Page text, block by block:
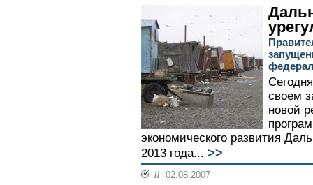
своем
новой
экономического развития
2013 года... >>
// 02.08.2007